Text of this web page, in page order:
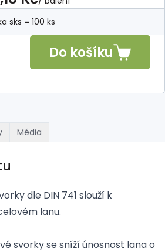
sks = 100 ks
Do košíku
Média
dle DIN 741 slouží k
lanu.
svorky se sníží únosnost lana o